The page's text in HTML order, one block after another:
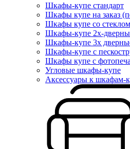
Шкафы-купе стандарт
Шкафы купе на заказ
Шкафы купе со стеклом
Шкафы-купе 2х-
Шкафы-купе 3х
Шкафы-купе с
Шкафы купе с
Угловые шкафы-купе
Аксессуары к шкафам-